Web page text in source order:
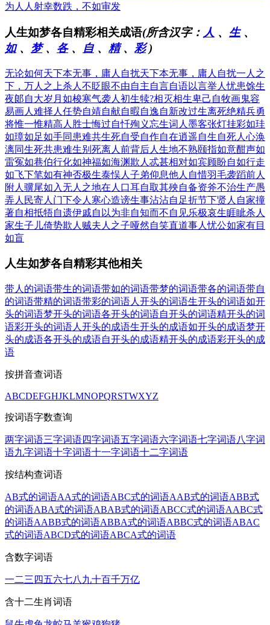
为人人 射幸数跌，不如审发
人生如梦各自精彩相关成语(所含汉字： 人 、 生、
如、 梦、 各、 自、 精、 彩)
无论如何天下本无事，庸人自扰天下本无事，庸人自扰一人之
下，万人之上杀人不眨眼不由自主自言自语以言举人忧患馀生
夜郞自大岁月如梭寒气袭人 初生犊?相灭相生卑己自牧画鬼容
易画人难择人任势自靖自献自暇自逸自新改过生离死绝精兵勇
将惟一惟精高人胜士悔过自忏殉义忘生词人墨客张灯挂彩如珪
如璋如足如手同患难共生死自受自作自在逍遥自生自死人心涣
漓同生死共患难生别死离人前背后人生地不熟颐指如意酣声如
雷冤如巷伯行化如神福如海渊欺人忒甚相对如宾顾盼自如行走
如飞下笔如有神否极生泰悮人子弟仰息他人 自惜羽毛袭蹈前人
附人骥尾如入无人之地在人口耳自取其殃自备资斧不治生产愚
弄人民寄人门下令人寒心造谤生事沾沾自足折节下贤人 自家撞
著自相抵牾自遗伊戚自以为非自知而不自见乐极哀生睚眦杀人
家生子儿倚势欺人 贼夫人之子哑然自笑直道事人忧公如家有目
如盲
人生如梦各自精彩其他相关
带人的词语带生的词语带如的词语带梦的词语带各的词语带自
的词语带精的词语带彩的词语人开头的词语生开头的词语如开
头的词语梦开头的词语各开头的词语自开头的词语精开头的词
语彩开头的词语人开头的成语生开头的成语如开头的成语梦开
头的成语各开头的成语自开头的成语精开头的成语彩开头的成
语
按拼音查词语
ABCDEFGHJKLMNOPQRSTWXYZ
按词语字数查询
两字词语三字词语四字词语五字词语六字词语七字词语八字词
语九字词语十字词语十一字词语十二字词语
按结构查词语
AB式的词语AA式的词语ABC式的词语AAB式的词语ABB式
的词语ABA式的词语ABAB式的词语ABCC式的词语AABC式
的词语AABB式的词语ABBA式的词语ABBC式的词语ABAC
式的词语ABCD式的词语ABCA式的词语
含数字词语
一二三 四五六七八 九十百千万亿
含十二生肖词语